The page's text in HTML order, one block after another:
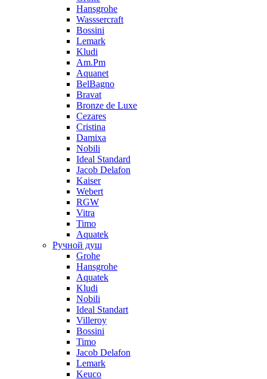
Hansgrohe
Wasssercraft
Bossini
Lemark
Kludi
Am.Pm
Aquanet
BelBagno
Bravat
Bronze de Luxe
Cezares
Cristina
Damixa
Nobili
Ideal Standard
Jacob Delafon
Kaiser
Webert
RGW
Vitra
Timo
Aquatek
Ручной душ
Grohe
Hansgrohe
Aquatek
Kludi
Nobili
Ideal Standart
Villeroy
Bossini
Timo
Jacob Delafon
Lemark
Keuco